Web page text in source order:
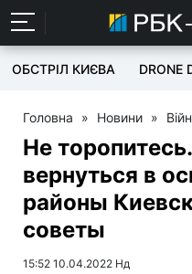
ОБСТРІЛ КИЄВА DRONE
Головна » Новини »
Не
вернуться в
районы
советы
15:52 10.04.2022 Нд